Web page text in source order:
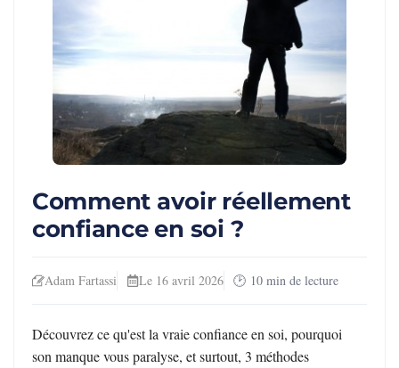
Comment avoir réellement
confiance en soi ?
Adam Fartassi Le 16 avril 2026 10 min de lecture
Découvrez ce qu'est la vraie confiance en soi, pourquoi
son manque vous paralyse, et surtout, 3 méthodes